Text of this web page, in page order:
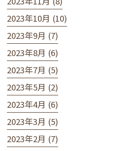
2023年10月 (10)
2023年9月 (7)
2023年8月 (6)
2023年7月 (5)
2023年5月 (2)
2023年4月 (6)
2023年3月 (5)
2023年2月 (7)